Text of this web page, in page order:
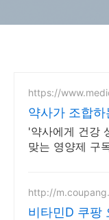
https://
약사가 조합하
는 맞춤형 영
'약사에게 건강
맞는 영양제 구독' 으로
http://
비타민D 쿠팡